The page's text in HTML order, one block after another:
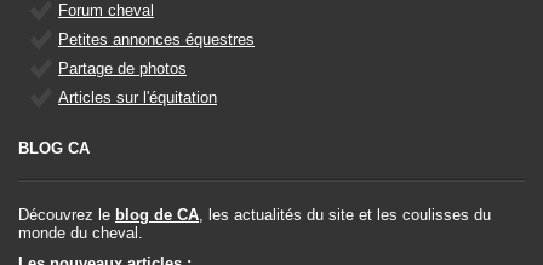
Forum cheval
Petites annonces équestres
Partage de photos
Articles sur l'équitation
BLOG CA
Découvrez le blog de CA, les actualités du site et les coulisses du
monde du cheval.